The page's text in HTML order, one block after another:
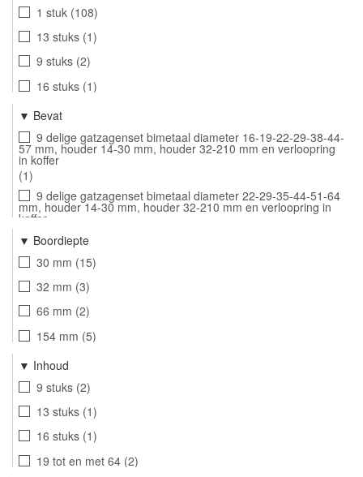
International Tools
REX Premium Tools
Diager 41
1 stuk 108
13 stuks 1
9 stuks 2
16 stuks 1
17 stuks
Bevat
9 delige gatzagenset bimetaal diameter 16-19-22-29-38-44-
57 mm, houder 14-30 mm, houder 32-210 mm en verloopring
in koffer
1
9 delige gatzagenset bimetaal diameter 22-29-35-44-51-64
mm, houder 14-30 mm, houder 32-210 mm en verloopring in
koffer
13 delige gatzagenset bimetaal diameter 19-22-29-35-38-
44-51-57-64 mm, houder 14-30 mm, houder 32-210 mm,
verloopring en centreerboor HSS in koffer
1
Boordiepte
30 mm 15
32 mm 3
66 mm 2
154 mm 5
Inhoud
9 stuks 2
13 stuks 1
16 stuks 1
19 tot en met 64 2